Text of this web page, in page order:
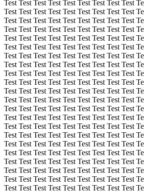
Test Test Test Test Test Test Test Test Test
Test Test Test Test Test Test Test Test Test
Test Test Test Test Test Test Test Test Test
Test Test Test Test Test Test Test Test Test
Test Test Test Test Test Test Test Test Test
Test Test Test Test Test Test Test Test Test
Test Test Test Test Test Test Test Test Test
Test Test Test Test Test Test Test Test Test
Test Test Test Test Test Test Test Test Test
Test Test Test Test Test Test Test Test Test
Test Test Test Test Test Test Test Test Test
Test Test Test Test Test Test Test Test Test
Test Test Test Test Test Test Test Test Test
Test Test Test Test Test Test Test Test Test
Test Test Test Test Test Test Test Test Test
Test Test Test Test Test Test Test Test Test
Test Test Test Test Test Test Test Test Test
Test Test Test Test Test Test Test Test Test
Test Test Test Test Test Test Test Test Test
Test Test Test Test Test Test Test Test Test
Test Test Test Test Test Test Test Test Test
Test Test Test Test Test Test Test Test Test